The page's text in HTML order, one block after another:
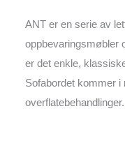
ANT er en serie av
oppbevaringsmøbler
er det enkle,
Sofabordet kommer
overflatebehandlinger.